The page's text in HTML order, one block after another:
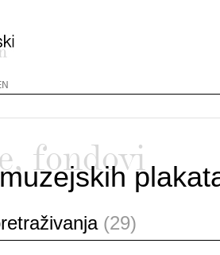
fondovi
(29)